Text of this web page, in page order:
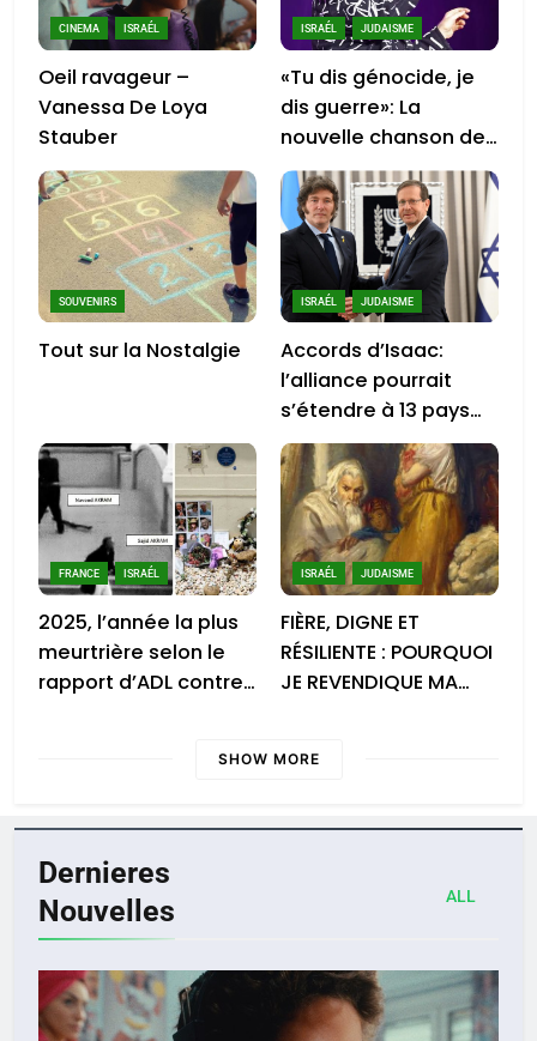
CINEMA ISRAÉL
Oeil ravageur –
Vanessa De Loya
Stauber
ISRAÉL JUDAISME
«Tu dis génocide, je
dis guerre»: La
nouvelle chanson de
Boy George
SOUVENIRS
Tout sur la Nostalgie
ISRAÉL JUDAISME
Accords d’Isaac:
l’alliance pourrait
s’étendre à 13 pays
d’Amérique latine
FRANCE ISRAÉL
2025, l’année la plus
meurtrière selon le
rapport d’ADL contre
ISRAÉL JUDAISME
FIÈRE, DIGNE ET
RÉSILIENTE : POURQUOI
JE REVENDIQUE MA
SHOW MORE
Dernieres
Nouvelles
ALL